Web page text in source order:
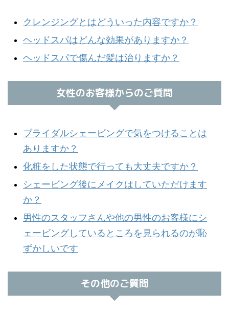
クレンジングとはどういった内容ですか？
ヘッドスパはどんな効果がありますか？
ヘッドスパで傷んだ髪は治りますか？
女性のお客様からのご質問
ブライダルシェービングで気をつけることは
ありますか？
化粧をした状態で行っても大丈夫ですか？
シェービング後にメイクはしていただけます
か？
男性のスタッフさんや他の男性のお客様にシ
ェービングしているところを見られるのが恥
ずかしいです
その他のご質問